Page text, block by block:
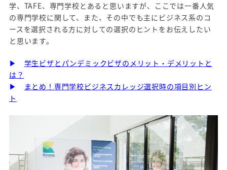
学、TAFE、専門学校とあると思いますが、ここでは一番人気
の専門学校に関して、また、その中でも主にビジネス系のコ
ースを選択される方に対しての選択のヒントをお伝えしたい
と思います。
▶
学生ビザとパンデミックビザのメリット・デメリットと
は？
▶
まとめ！専門学校ビジネスカレッジ選択時の項目別ヒン
ト